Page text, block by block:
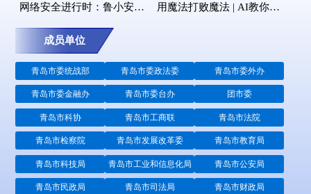
网络安全进行时：鲁小安的守护日记 用魔法打败魔法 | AI教你识破AI谣言
成员单位
青岛市委统战部 青岛市委政法委 青岛市委外办
青岛市委金融办 青岛市委台办 团市委
青岛市科协 青岛市工商联 青岛市法院
青岛市检察院 青岛市发展改革委 青岛市教育局
青岛市科技局 青岛市工业和信息化局 青岛市公安局
青岛市民政局 青岛市司法局 青岛市财政局